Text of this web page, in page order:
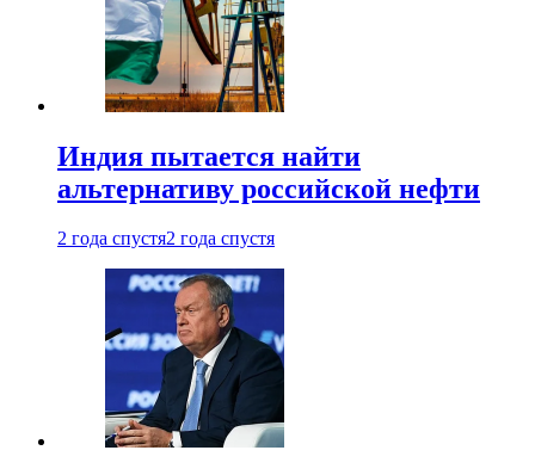
Индия пытается найти
альтернативу российской нефти
2 года спустя2 года спустя